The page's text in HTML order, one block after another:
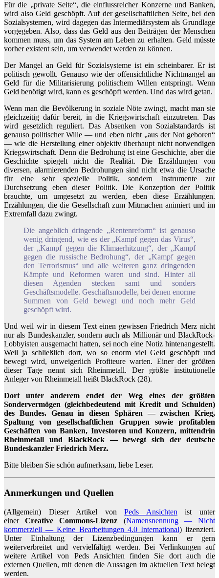
Für die „private Seite“, die einflussreicher Konzerne und Banken,
wird also Geld geschöpft. Auf der gesellschaftlichen Seite, bei den
Sozialsystemen, wird dagegen das Intermediärsystem als Grundlage
vorgegeben. Also, dass das Geld aus den Beiträgen der Menschen
kommen muss, um das System am Leben zu erhalten. Geld müsste
vorher existent sein, um verwendet werden zu können.
Der Mangel an Geld für Sozialsysteme ist ein scheinbarer. Er ist
politisch gewollt. Genauso wie der offensichtliche Nichtmangel an
Geld für die Militarisierung politischem Willen entspringt. Wenn
Geld benötigt wird, kann es geschöpft werden. Und das wird getan.
Wenn man die Bevölkerung in soziale Nöte zwingt, macht man sie
gleichzeitig dafür bereit, in die Kriegswirtschaft einzutreten. Das
wird gesetzlich reguliert. Das Absenken von Sozialstandards ist
genauso politischer Wille — und eben nicht „aus der Not geboren“
— wie die Herstellung einer objektiv überhaupt nicht notwendigen
Kriegswirtschaft. Denn die Bedrohung ist eine Geschichte, aber die
Geschichte spiegelt nicht die Realität. Die Erzählungen von
diversen, alarmierenden Bedrohungen sind nicht etwa die Ursache
für eine sehr spezielle Politik, sondern Instrumente zur
Durchsetzung eben dieser Politik. Die Konzeption der Politik
brauchte, um umgesetzt zu werden, eben diese Erzählungen.
Erzählungen, die die Gesellschaft zum Mitmachen animiert und im
Extremfall dazu zwingt.
Die angeblich dringende „Rentenreform“ ist genauso
wenig dringend, wie es der „Kampf gegen das Virus“,
der „Kampf gegen die Klimaerhitzung“, der „Kampf
gegen die russische Bedrohung“, der „Kampf gegen
den Terrorismus“ und alle weiteren ganz dringenden
Kämpfe und Reformen waren und sind. Hinter all
diesen Agenden stecken samt und sonders
Geschäftsmodelle. Geschäftsmodelle, bei denen enorme
Summen von Geld bewegt und noch mehr Geld
geschöpft wird.
Und weil wir in diesem Text einen gewissen Friedrich Merz nicht
nur als Bundeskanzler, sondern auch als Millionär und BlackRock-
Lobbyisten ausgemacht hatten, sei noch eine Notiz hintenangestellt.
Weil ja schließlich dort, wo so enorm viel Geld geschöpft und
bewegt wird, unweigerlich Profiteure warten. Einer der größten
dieser Tage nennt sich Rheinmetall. Der größte institutionelle
Anleger von Rheinmetall heißt BlackRock (28).
Dort unter anderem endet der Weg eines der größten
Sondervermögen (gleichbedeutend mit Kredit und Schulden)
des Bundes. Genau in diesen Sphären — zwischen Krieg,
Spaltung von gesellschaftlichen Gruppen sowie profitablen
Geschäften von Banken, Investoren und Konzern, mittendrin
Rheinmetall und BlackRock — bewegt sich der deutsche
Bundeskanzler Friedrich Merz.
Bitte bleiben Sie schön aufmerksam, liebe Leser.
Anmerkungen und Quellen
(Allgemein) Dieser Artikel vonPeds Ansichten ist unter
einerCreative Commons-Lizenz (Namensnennung — Nicht
kommerziell — Keine Bearbeitungen 4.0 International) lizenziert.
Unter Einhaltung der Lizenzbedingungen kann er gern
weiterverbreitet und vervielfältigt werden. Bei Verlinkungen auf
weitere Artikel von Peds Ansichten finden Sie dort auch die
externen Quellen, mit denen die Aussagen im aktuellen Text belegt
werden.